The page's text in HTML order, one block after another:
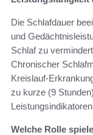
Die Schlafdauer
und
Schlaf zu
Chronischer
Kreislauf-
zu kurze (9
Welche Rolle